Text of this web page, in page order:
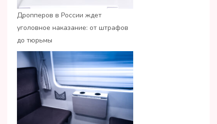
Дропперов в России ждет
уголовное наказание: от штрафов
до тюрьмы